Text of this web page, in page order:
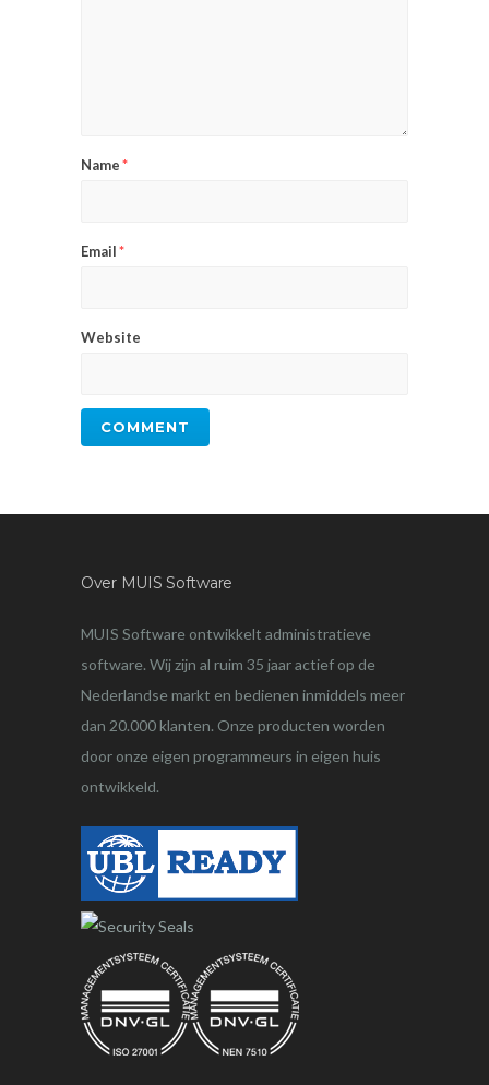
Name*
Email*
Website
Over MUIS Software
MUIS Software ontwikkelt administratieve
software. Wij zijn al ruim 35 jaar actief op de
Nederlandse markt en bedienen inmiddels meer
dan 20.000 klanten. Onze producten worden
door onze eigen programmeurs in eigen huis
ontwikkeld.